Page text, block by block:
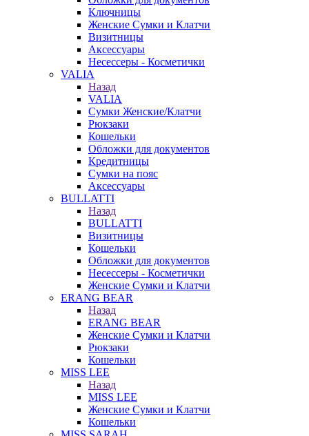
Ключницы
Женские Сумки и Клатчи
Визитницы
Аксессуары
Несессеры - Косметички
VALIA
Назад
VALIA
Сумки Женские/Клатчи
Рюкзаки
Кошельки
Обложки для документов
Кредитницы
Сумки на пояс
Аксессуары
BULLATTI
Назад
BULLATTI
Визитницы
Кошельки
Обложки для документов
Несессеры - Косметички
Женские Сумки и Клатчи
ERANG BEAR
Назад
ERANG BEAR
Женские Сумки и Клатчи
Рюкзаки
Кошельки
MISS LEE
Назад
MISS LEE
Женские Сумки и Клатчи
Кошельки